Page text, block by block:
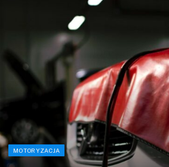
MOTORYZACJA